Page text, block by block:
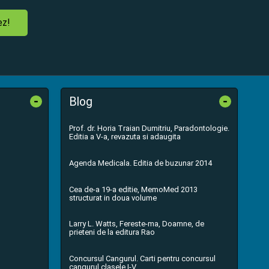
- Blog -
Prof. dr. Horia Traian Dumitriu, Paradontologie.
Editia a V-a, revazuta si adaugita
Agenda Medicala. Editia de buzunar 2014
Cea de-a 19-a editie, MemoMed 2013
structurat in doua volume
Larry L. Watts, Fereste-ma, Doamne, de
prieteni de la editura Rao
Concursul Cangurul. Carti pentru concursul
cangurul clasele I-V